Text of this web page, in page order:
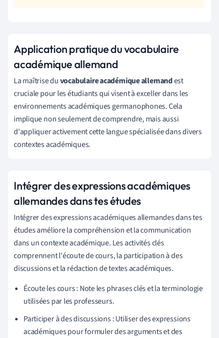
Application pratique du vocabulaire
académique allemand
La maîtrise duvocabulaire académique allemandest
cruciale pour les étudiants qui visent à exceller dans les
environnements académiques germanophones. Cela
implique non seulement de comprendre, mais aussi
d'appliquer activement cette langue spécialisée dans divers
contextes académiques.
Intégrer des expressions académiques
allemandes dans tes études
Intégrer des expressions académiques allemandes dans tes
études améliore la compréhension et la communication
dans un contexte académique. Les activités clés
comprennent l'écoute de cours, la participation à des
discussions et la rédaction de textes académiques.
Écoute les cours : Note les phrases clés et la terminologie
utilisées par les professeurs.
Participer à des discussions : Utiliser des expressions
académiques pour formuler des arguments et des